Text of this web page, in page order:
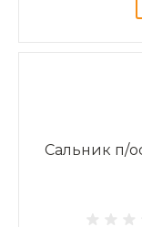
Сальник п/